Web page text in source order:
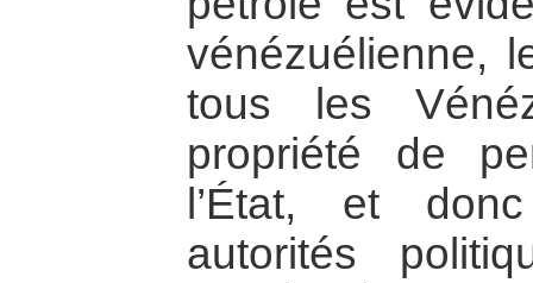
vénézuélienne,
tous les
propriété de
l’État, et
autorités